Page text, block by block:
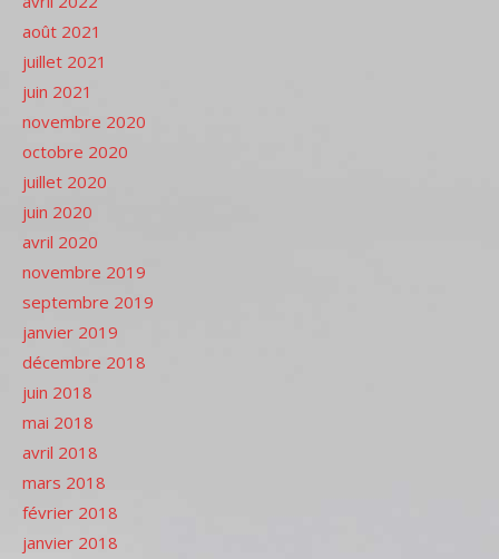
août 2021
juillet 2021
juin 2021
novembre 2020
octobre 2020
juillet 2020
juin 2020
avril 2020
novembre 2019
septembre 2019
janvier 2019
décembre 2018
juin 2018
mai 2018
avril 2018
mars 2018
février 2018
janvier 2018